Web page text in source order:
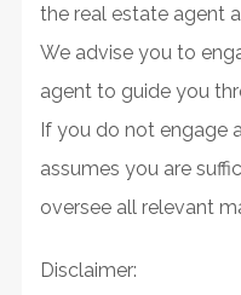
the real estate agent
We advise you to
agent to guide you
If you do not engage
assumes you are
oversee all relevant
Disclaimer: